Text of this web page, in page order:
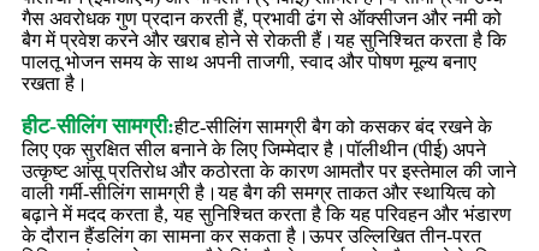
गैस अवरोधक गुण प्रदान करती हैं, प्रभावी ढंग से ऑक्सीजन और नमी को
बैग में प्रवेश करने और खराब होने से रोकती हैं।यह सुनिश्चित करता है कि
पालतू भोजन समय के साथ अपनी ताजगी, स्वाद और पोषण मूल्य बनाए
रखता है।
हीट-सीलिंग सामग्री:हीट-सीलिंग सामग्री बैग को कसकर बंद रखने के
लिए एक सुरक्षित सील बनाने के लिए जिम्मेदार है।पॉलीथीन (पीई) अपने
उत्कृष्ट आंसू प्रतिरोध और कठोरता के कारण आमतौर पर इस्तेमाल की जाने
वाली गर्मी-सीलिंग सामग्री है।यह बैग की समग्र ताकत और स्थायित्व को
बढ़ाने में मदद करता है, यह सुनिश्चित करता है कि यह परिवहन और भंडारण
के दौरान हैंडलिंग का सामना कर सकता है।ऊपर उल्लिखित तीन-परत